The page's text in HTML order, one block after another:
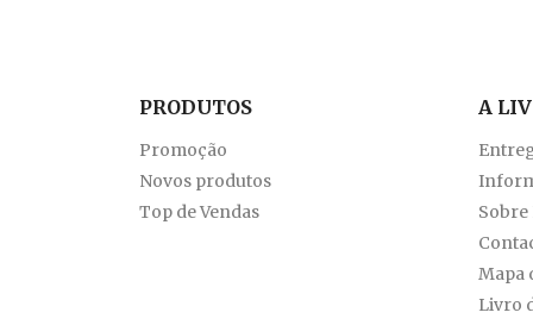
PRODUTOS
Promoção
Novos produtos
Top de Vendas
A
Sobre
Mapa
Livro